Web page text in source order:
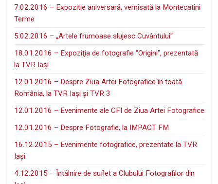
7.02.2016 – Expoziţie aniversară, vernisată la Montecatini
Terme
5.02.2016 – „Artele frumoase slujesc Cuvântului“
18.01.2016 – Expoziţia de fotografie “Origini”, prezentată
la TVR Iaşi
12.01.2016 – Despre Ziua Artei Fotografice în toată
România, la TVR Iaşi şi TVR 3
12.01.2016 – Evenimente ale CFI de Ziua Artei Fotografice
12.01.2016 – Despre Fotografie, la IMPACT FM
16.12.2015 – Evenimente fotografice, prezentate la TVR
Iaşi
4.12.2015 – Întâlnire de suflet a Clubului Fotografilor din